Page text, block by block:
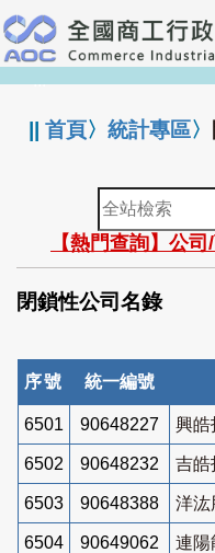
跳
到
主
要
:::
||首頁〉統計專區〉
全
站
檢
索
【熱門查詢】公
閉鎖性公司名錄
序號 統一編號
6501 90648227 興皓
6502 90648232 吉皓
6503 90648388 洋汯
6504 90649062 連陽